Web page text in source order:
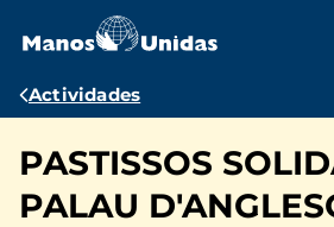
contenido
Ruta
navegación
Actividades
PASTISSOS
PALAU